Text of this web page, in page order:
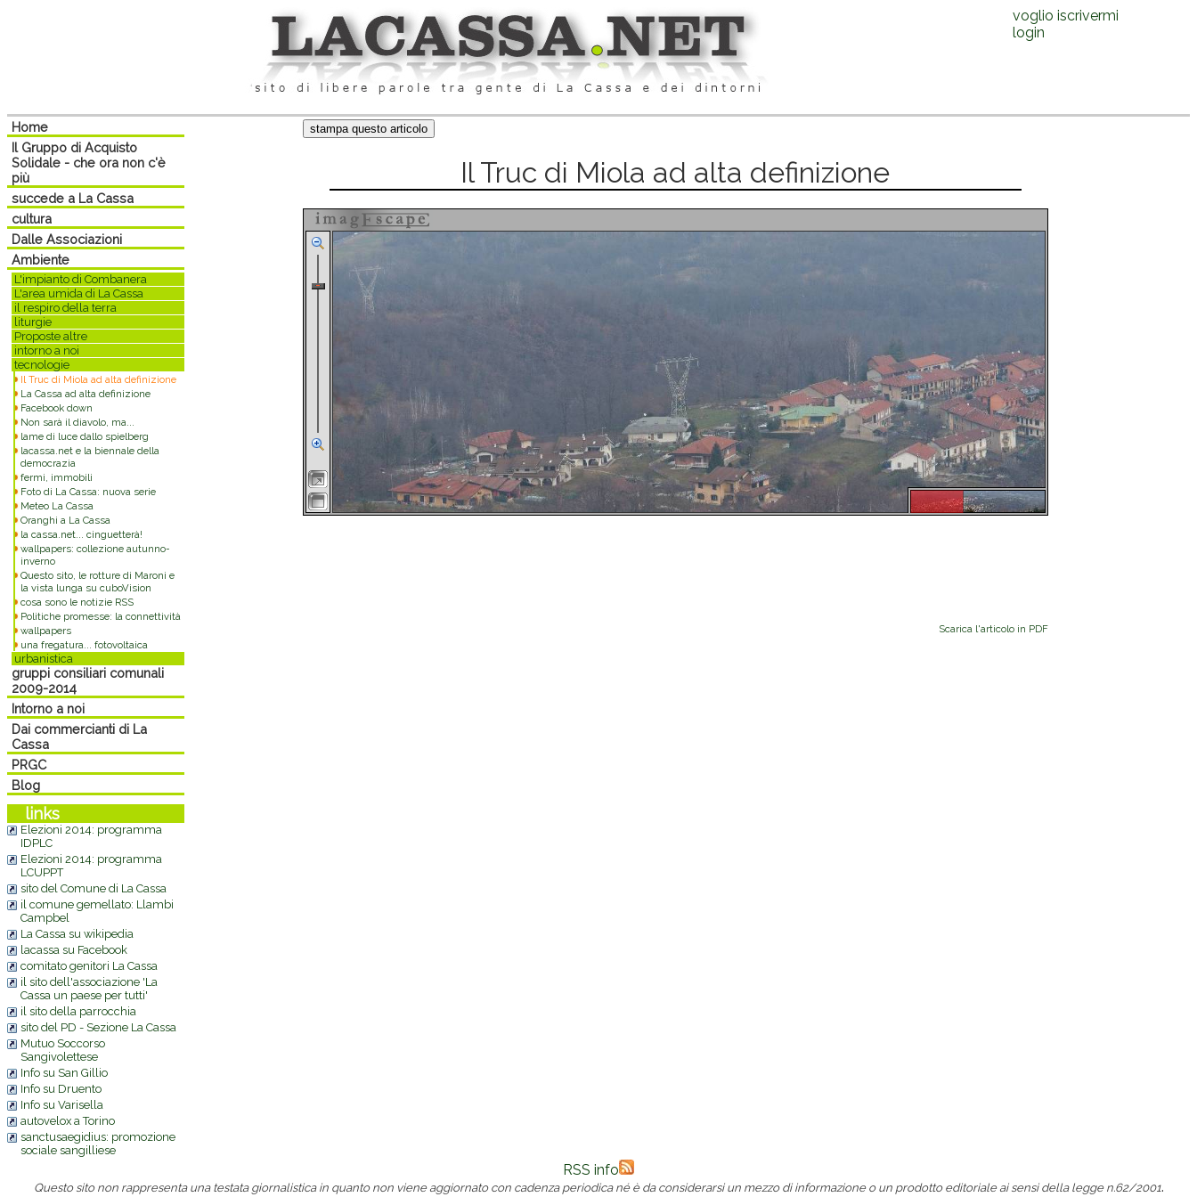
voglio iscrivermi
login
Home
Il Gruppo di Acquisto
Solidale - che ora non c'è
più
succede a La Cassa
cultura
Dalle Associazioni
Ambiente
L'impianto di Combanera
L'area umida di La Cassa
il respiro della terra
liturgie
Proposte altre
intorno a noi
tecnologie
Il Truc di Miola ad alta definizione
La Cassa ad alta definizione
Facebook down
Non sarà il diavolo, ma...
lame di luce dallo spielberg
lacassa.net e la biennale della
democrazia
fermi, immobili
Foto di La Cassa: nuova serie
Meteo La Cassa
Oranghi a La Cassa
la cassa.net... cinguetterà!
wallpapers: collezione autunno-
inverno
Questo sito, le rotture di Maroni e
la vista lunga su cuboVision
cosa sono le notizie RSS
Politiche promesse: la connettività
wallpapers
una fregatura... fotovoltaica
urbanistica
gruppi consiliari comunali
2009-2014
Intorno a noi
Dai commercianti di La
Cassa
PRGC
Blog
links
Elezioni 2014: programma
IDPLC
Elezioni 2014: programma
LCUPPT
sito del Comune di La Cassa
il comune gemellato: Llambi
Campbel
La Cassa su wikipedia
lacassa su Facebook
comitato genitori La Cassa
il sito dell'associazione 'La
Cassa un paese per tutti'
il sito della parrocchia
sito del PD - Sezione La Cassa
Mutuo Soccorso
Sangivolettese
Info su San Gillio
Info su Druento
Info su Varisella
autovelox a Torino
sanctusaegidius: promozione
sociale sangilliese
Il Truc di Miola ad alta definizione
Scarica l'articolo in PDF
RSS info
Questo sito non rappresenta una testata giornalistica in quanto non viene aggiornato con cadenza periodica né è da considerarsi un mezzo di informazione o un prodotto editoriale ai sensi della legge n.62/2001.